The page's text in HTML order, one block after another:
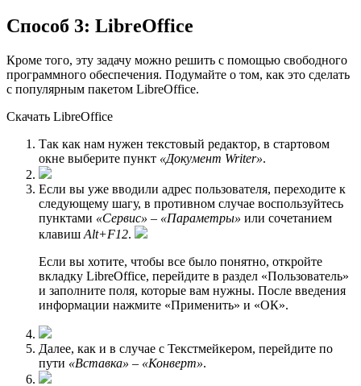
Способ 3: LibreOffice
Кроме того, эту задачу можно решить с помощью свободного
программного обеспечения. Подумайте о том, как это сделать
с популярным пакетом LibreOffice.
Скачать LibreOffice
Так как нам нужен текстовый редактор, в стартовом
окне выберите пункт «Документ Writer».
Если вы уже вводили адрес пользователя, переходите к
следующему шагу, в противном случае воспользуйтесь
пунктами «Сервис» – «Параметры» или сочетанием
клавиш Alt+F12.
Если вы хотите, чтобы все было понятно, откройте
вкладку LibreOffice, перейдите в раздел «Пользователь»
и заполните поля, которые вам нужны. После введения
информации нажмите «Применить» и «ОК».
Далее, как и в случае с Текстмейкером, перейдите по
пути «Вставка» – «Конверт».